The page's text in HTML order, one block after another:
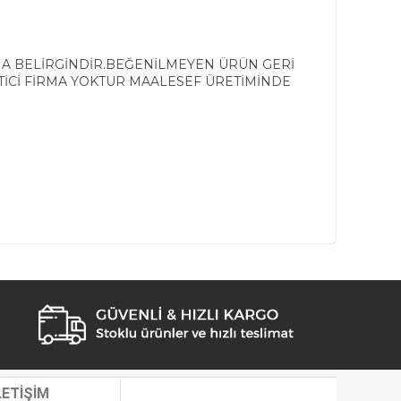
BELİRGİNDİR.BEĞENİLMEYEN ÜRÜN GERİ
FİRMA YOKTUR MAALESEF ÜRETİMİNDE